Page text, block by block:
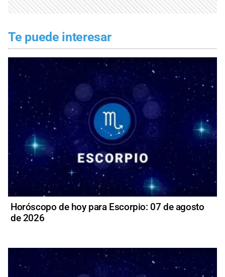
Te puede interesar
Horóscopo de hoy para Escorpio: 07 de agosto
de 2026